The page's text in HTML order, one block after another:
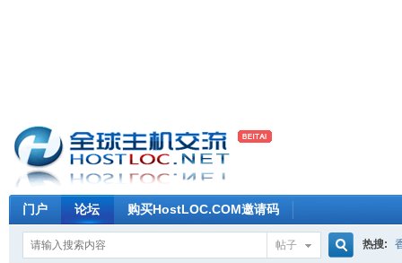
门户 论坛 购买HostLOC.COM邀请码
帖子 热搜: